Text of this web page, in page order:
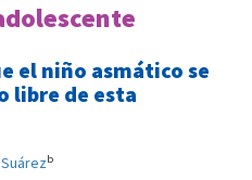
el niño asmático se
libre de esta
b